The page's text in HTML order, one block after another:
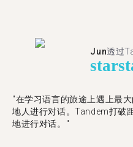
Jun透过
star
"在学习语言的旅途上遇上最
地人进行对话。Tandem打破
地进行对话。"